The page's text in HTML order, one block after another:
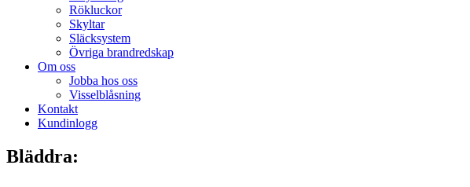
Rökluckor
Skyltar
Släcksystem
Övriga brandredskap
Om oss
Jobba hos oss
Visselblåsning
Kontakt
Kundinlogg
Bläddra: